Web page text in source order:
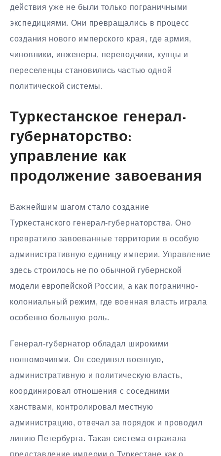
действия уже не были только пограничными
экспедициями. Они превращались в процесс
создания нового имперского края, где армия,
чиновники, инженеры, переводчики, купцы и
переселенцы становились частью одной
политической системы.
Туркестанское генерал-
губернаторство:
управление как
продолжение завоевания
Важнейшим шагом стало создание
Туркестанского генерал-губернаторства. Оно
превратило завоеванные территории в особую
административную единицу империи. Управление
здесь строилось не по обычной губернской
модели европейской России, а как погранично-
колониальный режим, где военная власть играла
особенно большую роль.
Генерал-губернатор обладал широкими
полномочиями. Он соединял военную,
административную и политическую власть,
координировал отношения с соседними
ханствами, контролировал местную
администрацию, отвечал за порядок и проводил
линию Петербурга. Такая система отражала
представление империи о Туркестане как о